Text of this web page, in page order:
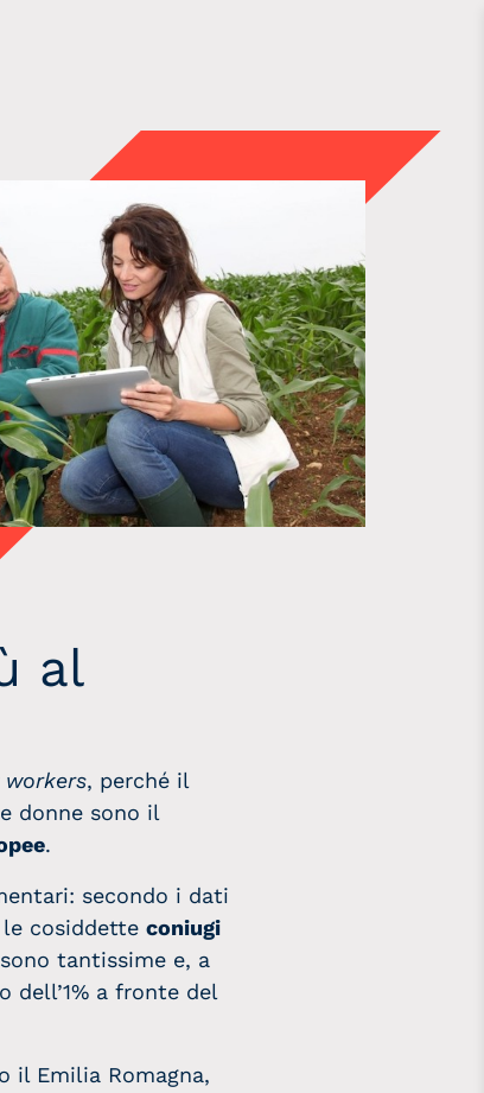
al
, perché il
donne sono il
.
secondo i dati
cosiddette coniugi
tantissime e, a
a fronte del
il Emilia Romagna,